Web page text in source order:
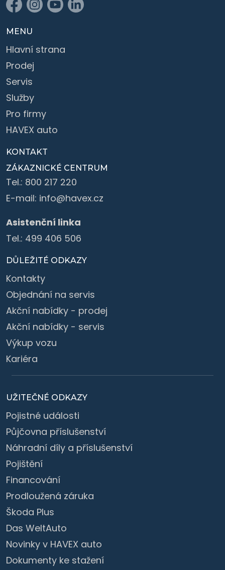
MENU
Hlavní strana
Prodej
Servis
Služby
Pro firmy
HAVEX auto
KONTAKT
ZÁKAZNICKÉ CENTRUM
Tel.: 800 217 220
E-mail: info@havex.cz
Asistenční linka
Tel.: 499 406 506
DŮLEŽITÉ ODKAZY
Kontakty
Objednání na servis
Akční nabídky - prodej
Akční nabídky - servis
Výkup vozu
Kariéra
UŽITEČNÉ ODKAZY
Pojistné události
Půjčovna příslušenství
Náhradní díly a příslušenství
Pojištění
Financování
Prodloužená záruka
Škoda Plus
Das WeltAuto
Novinky v HAVEX auto
Dokumenty ke stažení